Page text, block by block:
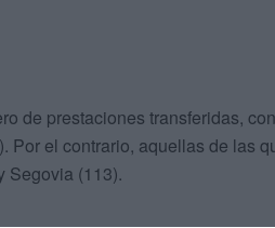
de prestaciones transferidas,
Por el contrario, aquellas de las
Segovia (113).